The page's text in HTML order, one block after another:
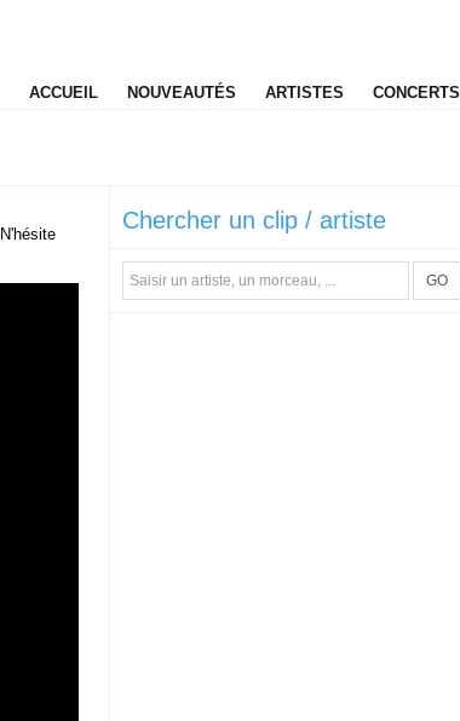
ACCUEIL NOUVEAUTÉS ARTISTES CONCERTS
Chercher un clip / artiste
GO